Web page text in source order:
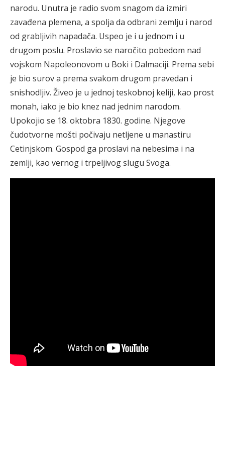
narodu. Unutra je radio svom snagom da izmiri
zavađena plemena, a spolja da odbrani zemlju i narod
od grabljivih napadača. Uspeo je i u jednom i u
drugom poslu. Proslavio se naročito pobedom nad
vojskom Napoleonovom u Boki i Dalmaciji. Prema sebi
je bio surov a prema svakom drugom pravedan i
snishodljiv. Živeo je u jednoj teskobnoj keliji, kao prost
monah, iako je bio knez nad jednim narodom.
Upokojio se 18. oktobra 1830. godine. Njegove
čudotvorne mošti počivaju netljene u manastiru
Cetinjskom. Gospod ga proslavi na nebesima i na
zemlji, kao vernog i trpeljivog slugu Svoga.